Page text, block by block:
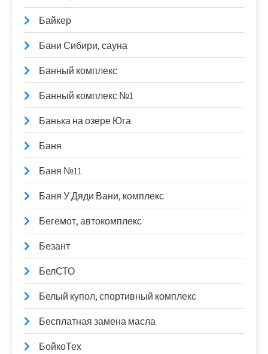
Байкер
Бани Сибири, сауна
Банный комплекс
Банный комплекс №1
Банька на озере Юга
Баня
Баня №11
Баня У Дяди Вани, комплекс
Бегемот, автокомплекс
Безант
БелСТО
Белый купол, спортивный комплекс
Бесплатная замена масла
БойкоТех